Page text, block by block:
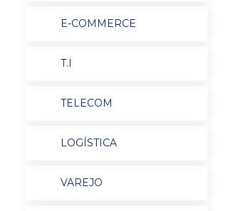
E-COMMERCE
T.I
TELECOM
LOGÍSTICA
VAREJO